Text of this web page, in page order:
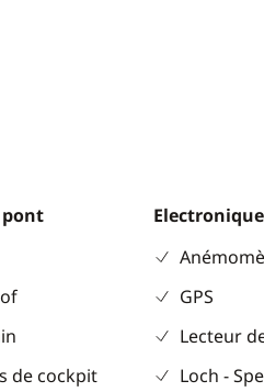
pont
de cockpit
Electronique
GPS
Lecteur
Loch -